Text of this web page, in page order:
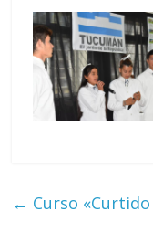
← Curso